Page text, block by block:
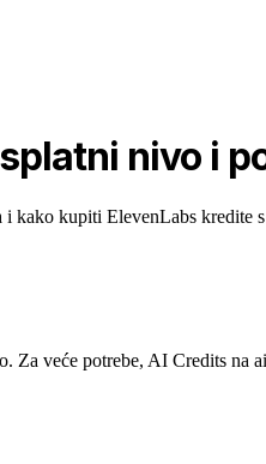
nivo i
kako kupiti ElevenLabs kredite
veće potrebe, AI Credits na